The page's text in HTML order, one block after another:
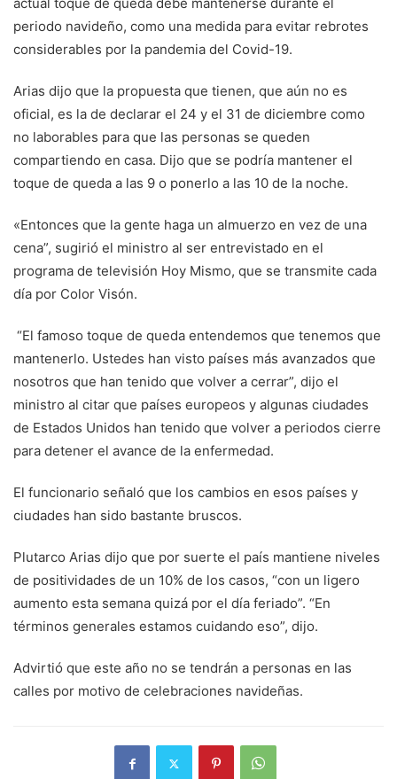
actual toque de queda debe mantenerse durante el
periodo navideño, como una medida para evitar rebrotes
considerables por la pandemia del Covid-19.
Arias dijo que la propuesta que tienen, que aún no es
oficial, es la de declarar el 24 y el 31 de diciembre como
no laborables para que las personas se queden
compartiendo en casa. Dijo que se podría mantener el
toque de queda a las 9 o ponerlo a las 10 de la noche.
«Entonces que la gente haga un almuerzo en vez de una
cena”, sugirió el ministro al ser entrevistado en el
programa de televisión Hoy Mismo, que se transmite cada
día por Color Visón.
“El famoso toque de queda entendemos que tenemos que
mantenerlo. Ustedes han visto países más avanzados que
nosotros que han tenido que volver a cerrar”, dijo el
ministro al citar que países europeos y algunas ciudades
de Estados Unidos han tenido que volver a periodos cierre
para detener el avance de la enfermedad.
El funcionario señaló que los cambios en esos países y
ciudades han sido bastante bruscos.
Plutarco Arias dijo que por suerte el país mantiene niveles
de positividades de un 10% de los casos, “con un ligero
aumento esta semana quizá por el día feriado”. “En
términos generales estamos cuidando eso”, dijo.
Advirtió que este año no se tendrán a personas en las
calles por motivo de celebraciones navideñas.